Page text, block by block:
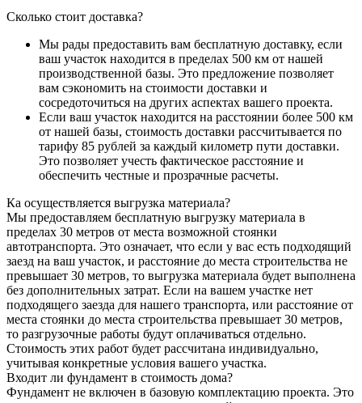
Сколько стоит доставка?
Мы рады предоставить вам бесплатную доставку, если
ваш участок находится в пределах 500 км от нашей
производственной базы. Это предложение позволяет
вам сэкономить на стоимости доставки и
сосредоточиться на других аспектах вашего проекта.
Если ваш участок находится на расстоянии более 500 км
от нашей базы, стоимость доставки рассчитывается по
тарифу 85 рублей за каждый километр пути доставки.
Это позволяет учесть фактическое расстояние и
обеспечить честные и прозрачные расчеты.
Ка осуществляется выгрузка материала?
Мы предоставляем бесплатную выгрузку материала в
пределах 30 метров от места возможной стоянки
автотранспорта. Это означает, что если у вас есть подходящий
заезд на ваш участок, и расстояние до места строительства не
превышает 30 метров, то выгрузка материала будет выполнена
без дополнительных затрат. Если на вашем участке нет
подходящего заезда для нашего транспорта, или расстояние от
места стоянки до места строительства превышает 30 метров,
то разгрузочные работы будут оплачиваться отдельно.
Стоимость этих работ будет рассчитана индивидуально,
учитывая конкретные условия вашего участка.
Входит ли фундамент в стоимость дома?
Фундамент не включен в базовую комплектацию проекта. Это